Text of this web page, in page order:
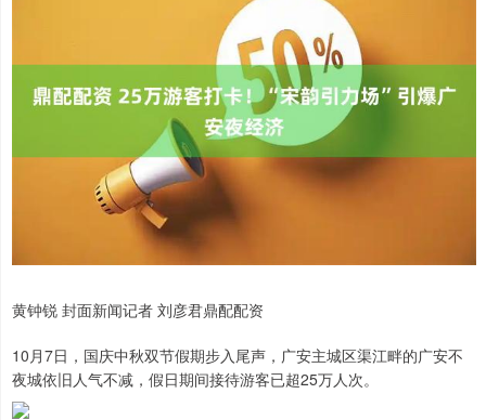
黄钟锐 封面新闻记者 刘彦君鼎配配资
10月7日，国庆中秋双节假期步入尾声，广安主城区渠江畔的广安不
夜城依旧人气不减，假日期间接待游客已超25万人次。